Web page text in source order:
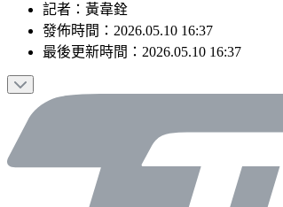
記者 ： 黃韋銓
發佈時間： 2026.05.10 16:37
最後更新時間： 2026.05.10 16:37